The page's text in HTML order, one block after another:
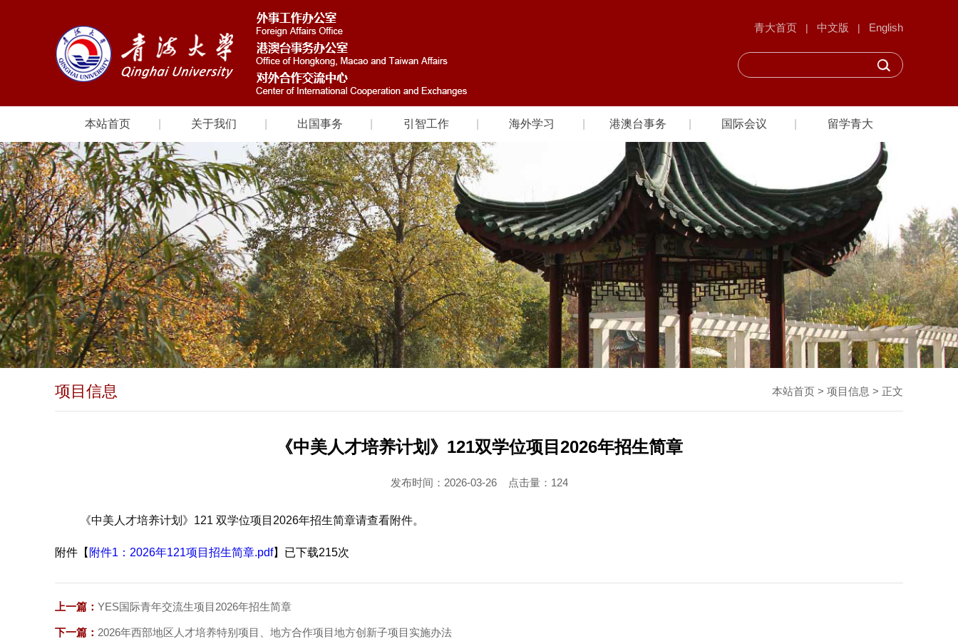
青大首页 | 中文版 | English
本站首页 关于我们 出国事务 引智工作 海外学习 港澳台事务 国际会议 留学青大
本站首页 > 项目信息 > 正文
项目信息
《中美人才培养计划》121双学位项目2026年招生简章
发布时间：2026-03-26 点击量： 124
《中美人才培养计划》121 双学位项目2026年招生简章请查看附件。
附件【 附件1：2026年121项目招生简章.pdf】已下载215次
上一篇： YES国际青年交流生项目2026年招生简章
下一篇： 2026年西部地区人才培养特别项目、地方合作项目地方创新子项目实施办法